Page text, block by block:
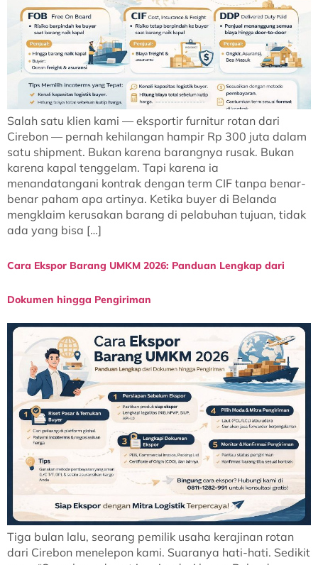
Salah satu klien kami — eksportir furnitur rotan dari
Cirebon — pernah kehilangan hampir Rp 300 juta dalam
satu shipment. Bukan karena barangnya rusak. Bukan
karena kapal tenggelam. Tapi karena ia
menandatangani kontrak dengan term CIF tanpa benar-
benar paham apa artinya. Ketika buyer di Belanda
mengklaim kerusakan barang di pelabuhan tujuan, tidak
ada yang bisa […]
Cara Ekspor Barang UMKM 2026: Panduan Lengkap dari
Dokumen hingga Pengiriman
Tiga bulan lalu, seorang pemilik usaha kerajinan rotan
dari Cirebon menelepon kami. Suaranya hati-hati. Sedikit